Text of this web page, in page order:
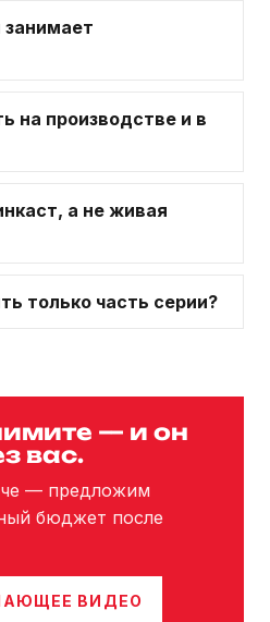
занимает
на производстве и в
а не живая
только часть серии?
— и он
вас.
— предложим
бюджет после
ВИДЕО